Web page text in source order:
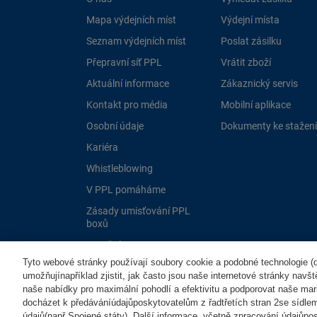
Mapa výdejních míst
Seznam výdejních míst
Přepravní síť PPL
Aktuální informace
Kontakt pro média
Osobní údaje
Kariéra
Whistleblowing
V PPL pomáháme
Zásady umisťování PPL
boxů
Dotační programy EU
Výdejní místa
Poslat zásilku
Vrátit zboží
Zákaznický servis
Mobilní aplikace
Dokumenty ke stažení
Tyto webové stránky používají soubory cookie a podobné technologie
umožňujínapříklad zjistit, jak často jsou naše internetové stránky
naše nabídky pro maximální pohodlí a efektivitu a podporovat naše
docházet k předáváníúdajůposkytovatelům z řadtřetích stran 2se